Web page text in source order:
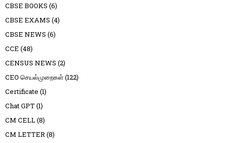
CBSE BOOKS (6)
CBSE EXAMS (4)
CBSE NEWS (6)
CCE (48)
CENSUS NEWS (2)
CEO செயல்முறைகள்(122)
Certificate (1)
Chat GPT(1)
CM CELL(8)
CM LETTER(8)